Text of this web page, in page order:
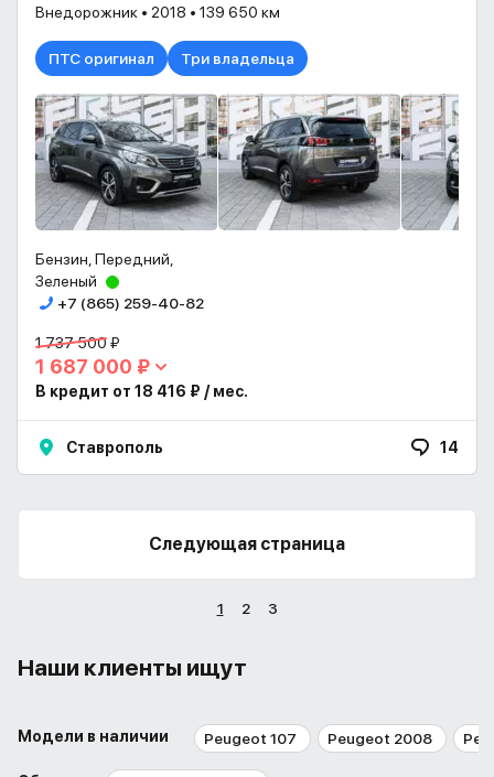
Внедорожник • 2018 • 139 650 км
ПТС оригинал Три владельца
Бензин, Передний,
Зеленый
+7 (865) 259-40-82
1 737 500 ₽
1 687 000 ₽
В кредит от 18 416 ₽ / мес.
Ставрополь 14
Следующая страница
1 2 3
Наши клиенты ищут
Модели в наличии Peugeot 107 Peugeot 2008